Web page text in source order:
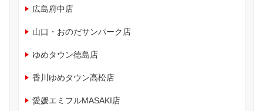
広島府中店
山口・おのだサンパーク店
ゆめタウン徳島店
香川ゆめタウン高松店
愛媛エミフルMASAKI店